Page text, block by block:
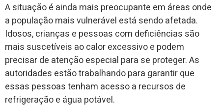
A situação é ainda mais preocupante em áreas onde
a população mais vulnerável está sendo afetada.
Idosos, crianças e pessoas com deficiências são
mais suscetíveis ao calor excessivo e podem
precisar de atenção especial para se proteger. As
autoridades estão trabalhando para garantir que
essas pessoas tenham acesso a recursos de
refrigeração e água potável.